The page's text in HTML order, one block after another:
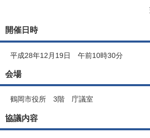
開催日時
平成28年12月19日 午前10時30分
会場
鶴岡市役所 3階 庁議室
協議内容